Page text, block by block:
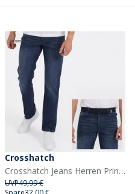
Crosshatch
Crosshatch Jeans Herren Princed Gerader Schnitt Dunkelblau Waschung
UVP49,99 €